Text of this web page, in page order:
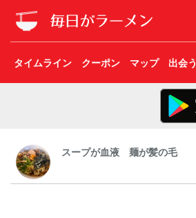
タイムライン クーポン マップ 出会う
スープが血液 麺が髪の毛